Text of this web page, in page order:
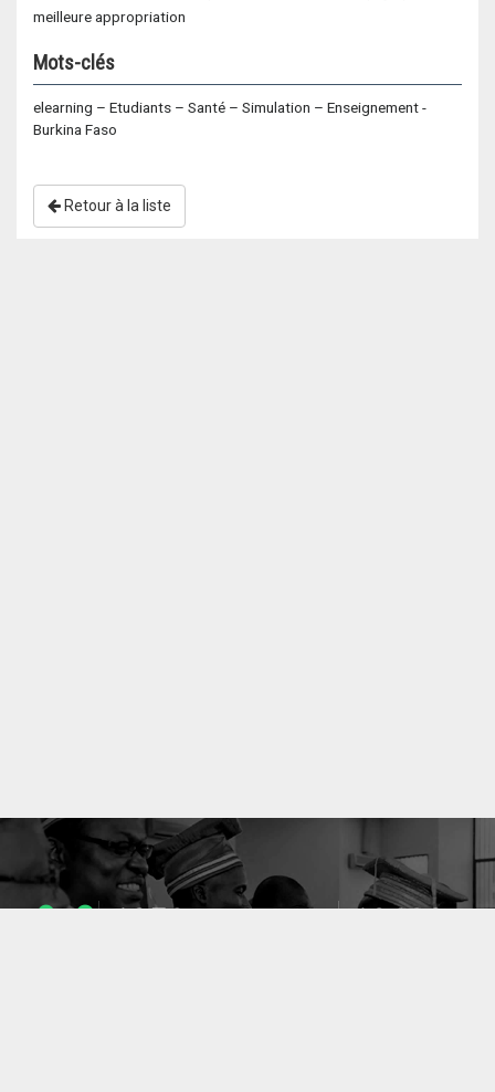
meilleure appropriation
Mots-clés
elearning – Etudiants – Santé – Simulation – Enseignement -
Burkina Faso
Retour à la liste
1053 10633